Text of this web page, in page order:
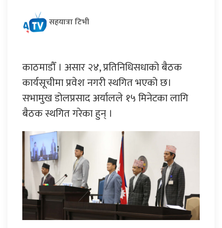
सहयात्रा टिभी
काठमाडौँ । असार २४, प्रतिनिधिसधाको बैठक
कार्यसूचीमा प्रवेश नगरी स्थगित भएको छ।
सभामुख डोलप्रसाद अर्यालले १५ मिनेटका लागि
बैठक स्थगित गरेका हुन् ।